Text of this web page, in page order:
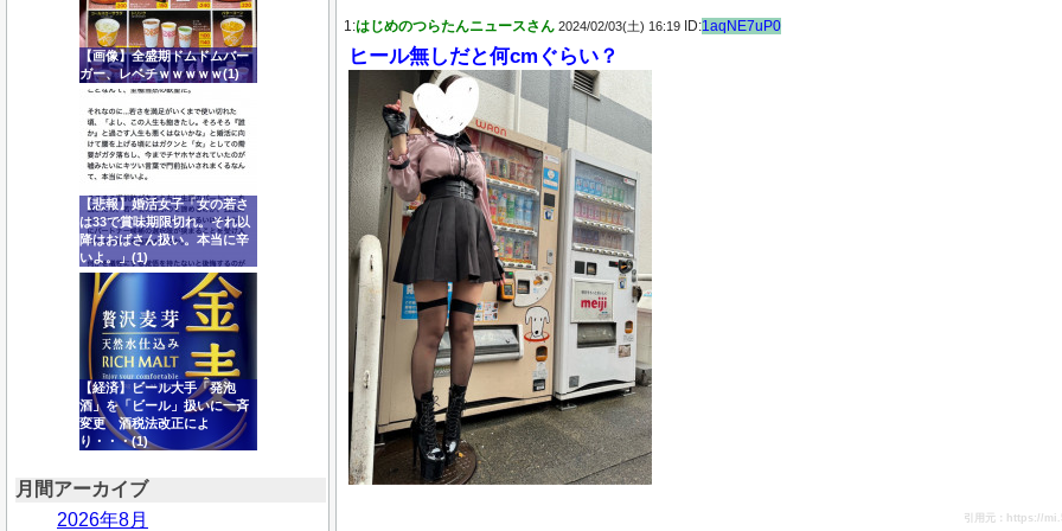
【画像】全盛期ドムドムバー
ガー、レベチｗｗｗｗｗ(1)
【悲報】婚活女子「女の若さ
は33で賞味期限切れ。それ以
降はおばさん扱い。本当に辛
いよ。」(1)
【経済】ビール大手「発泡
酒」を「ビール」扱いに一斉
変更 酒税法改正によ
り・・・(1)
月間アーカイブ
2026年8月
1:はじめのつらたんニュースさん 2024/02/03(土) 16:19 ID:1aqNE7uP0
ヒール無しだと何cmぐらい？
引用元：https://